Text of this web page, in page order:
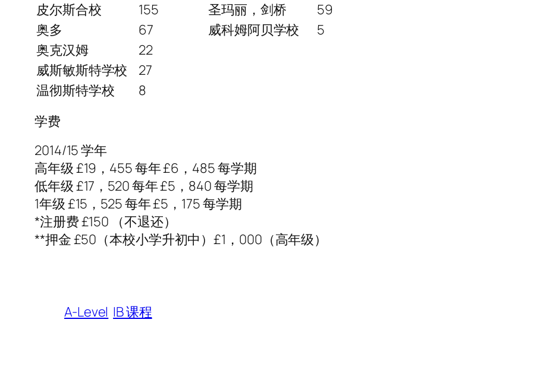
皮尔斯合校
155 圣玛丽，剑桥
59
奥多
67 威科姆阿贝学校
5
奥克汉姆
22
威斯敏斯特学校
27
温彻斯特学校
8
学费
2014/15 学年
高年级 £19，455 每年 £6，485 每学期
低年级 £17，520 每年 £5，840 每学期
1年级 £15，525 每年 £5，175 每学期
*注册费 £150 （不退还）
**押金 £50（本校小学升初中）£1，000（高年级）
A-Level IB 课程